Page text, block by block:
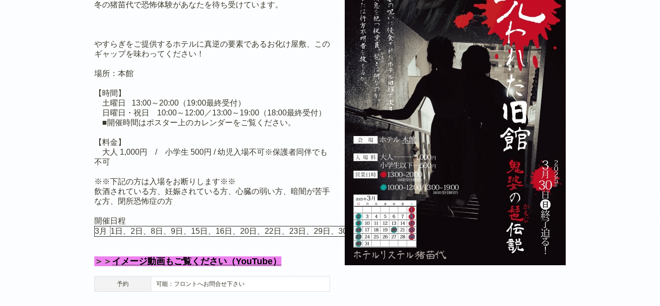
冬の猪苗代で恐怖体験があなたを待ち受けています。
やすらぎをご提供するホテルに真逆の要素であるお化け屋敷、この
ギャップを味わってください！
場所：本館
【時間】
土曜日 13:00～20:00（19:00最終受付）
日曜日・祝日 10:00～12:00／13:00～19:00（18:00最終受付）
■開催時間はポスター上のカレンダーをご覧ください。
【料金】
大人 1,000円 / 小学生 500円 / 幼児入場不可※保護者同伴でも
不可
※※下記の方は入場をお断りします※※
飲酒されている方、妊娠されている方、心臓の弱い方、暗闇が苦手
な方、閉所恐怖症の方
開催日程
3月
1日、2日、8日、9日、15日、16日、20日、22日、23日、29日、30日
＞＞ イメージ動画もご覧ください（YouTube）
予約 可能：フロントへお問合せ下さい